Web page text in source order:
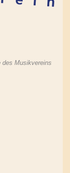
Musikvereins